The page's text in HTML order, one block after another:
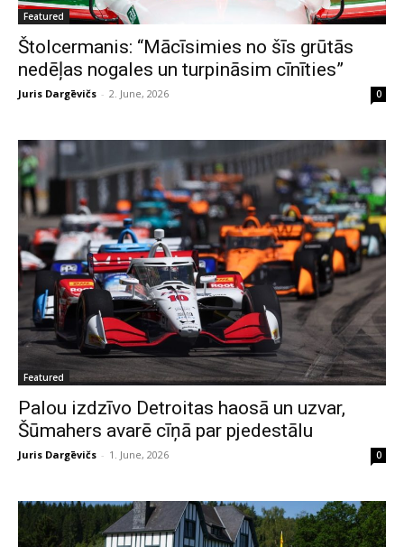
Featured
Štolcermanis: “Mācīsimies no šīs grūtās
nedēļas nogales un turpināsim cīnīties”
Juris Dargēvičs - 2. June, 2026 0
Featured
Palou izdzīvo Detroitas haosā un uzvar,
Šūmahers avarē cīņā par pjedestālu
Juris Dargēvičs - 1. June, 2026 0